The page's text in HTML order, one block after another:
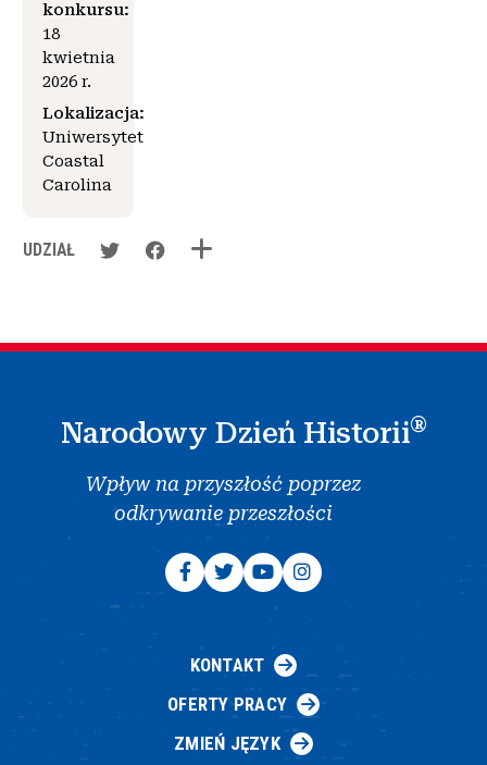
konkursu:
18
kwietnia
2026 r.
Lokalizacja:
Uniwersytet
Coastal
Carolina
UDZIAŁ
Narodowy Dzień Historii®
Wpływ na przyszłość poprzez
odkrywanie przeszłości
KONTAKT
OFERTY PRACY
ZMIEŃ JĘZYK